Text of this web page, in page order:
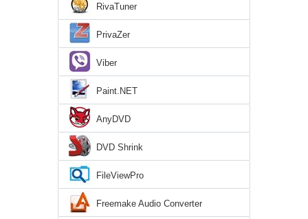
RivaTuner
PrivaZer
Viber
Paint.NET
AnyDVD
DVD Shrink
FileViewPro
Freemake Audio Converter